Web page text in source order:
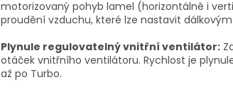
motorizovaný pohyb lamel (horizontálně i
proudění vzduchu, které lze nastavit
Plynule regulovatelný vnitřní ventilátor:
otáček vnitřního ventilátoru. Rychlost je
až po Turbo.